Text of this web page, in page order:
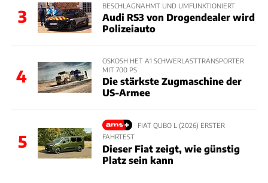
3
BESCHLAGNAHMT UND UMFUNKTIONIERT
Audi RS3 von Drogendealer wird
Polizeiauto
4
OSKOSH HET A1 SCHWERLASTTRANSPORTER
MIT 700 PS
Die stärkste Zugmaschine der
US-Armee
5
FIAT QUBO L (2026) ERSTER
FAHRTEST
Dieser Fiat zeigt, wie günstig
Platz sein kann